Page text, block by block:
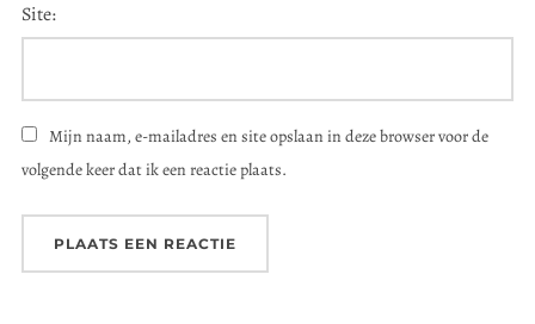
Site:
Mijn naam, e-mailadres en site opslaan in deze browser voor de
volgende keer dat ik een reactie plaats.